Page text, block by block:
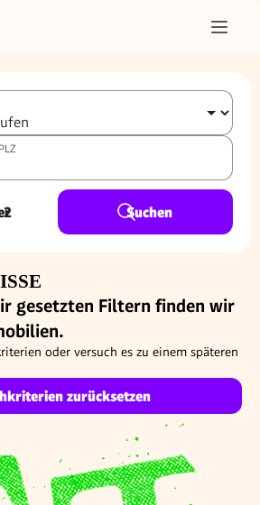
2 Suchen
gesetzten Filtern finden wir
oder versuch es zu einem späteren
zurücksetzen